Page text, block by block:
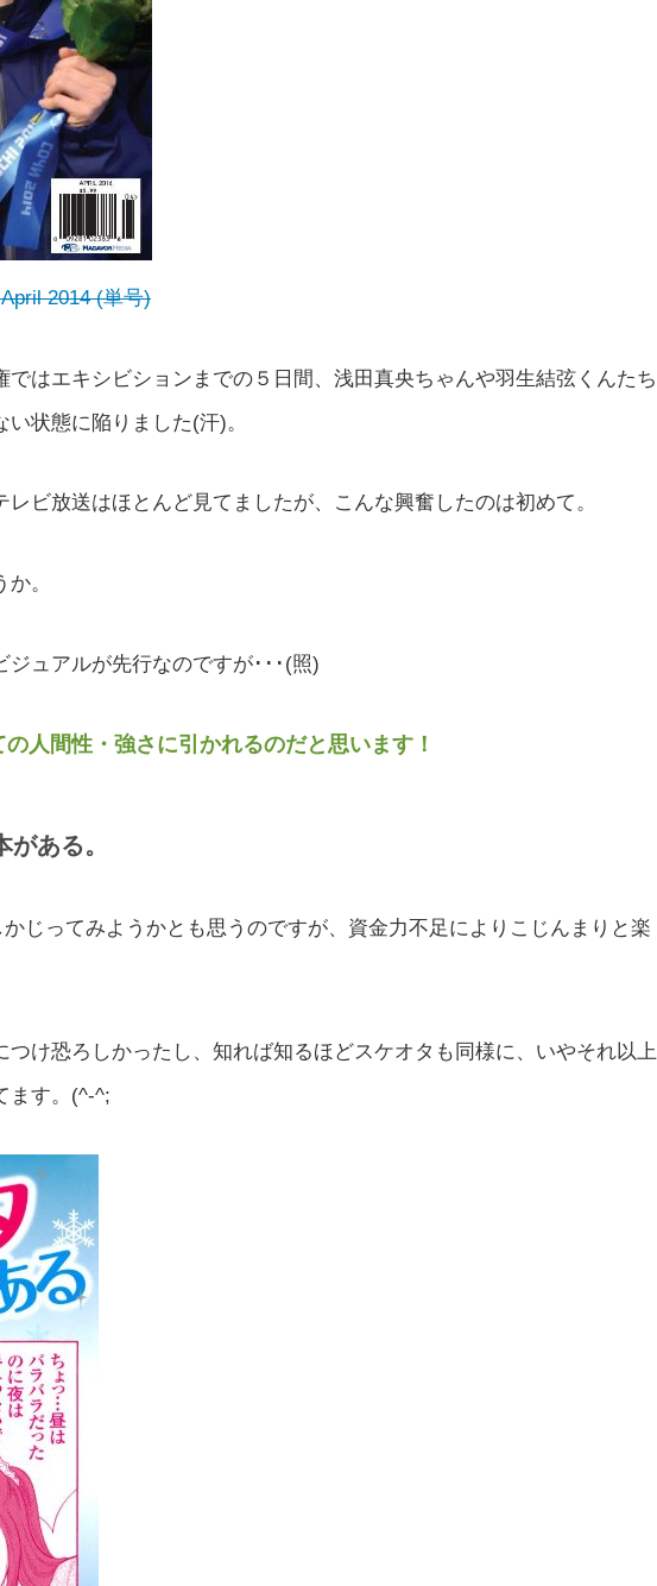
2014 (単号)
はエキシビションまでの５日間、浅田真央ちゃんや羽生結弦くんたち
状態に陥りました(汗)。
ビ放送はほとんど見てましたが、こんな興奮したのは初めて。
。
ュアルが先行なのですが･･･(照)
人間性・強さに引かれるのだと思います！
ある。
じってみようかとも思うのですが、資金力不足によりこじんまりと楽
け恐ろしかったし、知れば知るほどスケオタも同様に、いやそれ以上
ます。(^-^;